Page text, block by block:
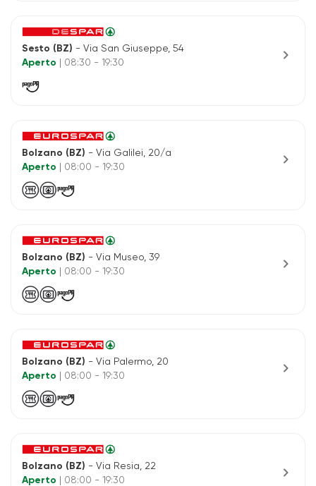
Sesto (BZ) - Via San Giuseppe, 54
Aperto
| 08:30 - 19:30 chevron_right
Bolzano (BZ) - Via Galilei, 20/a
Aperto
| 08:00 - 19:30 chevron_right
Bolzano (BZ) - Via Museo, 39
Aperto
| 08:00 - 19:30 chevron_right
Bolzano (BZ) - Via Palermo, 20
Aperto
| 08:00 - 19:30 chevron_right
Bolzano (BZ) - Via Resia, 22
Aperto
| 08:00 - 19:30 chevron_right